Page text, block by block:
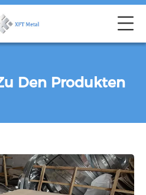
Den Produkten